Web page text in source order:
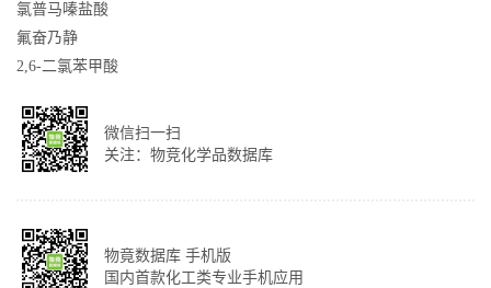
氯普马嗪盐酸
氟奋乃静
2,6-二氯苯甲酸
微信扫一扫
关注：物竞化学品数据库
物竟数据库 手机版
国内首款化工类专业手机应用